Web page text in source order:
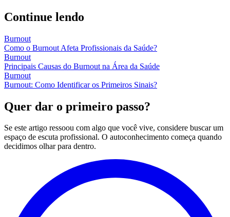
Continue lendo
Burnout
Como o Burnout Afeta Profissionais da Saúde?
Burnout
Principais Causas do Burnout na Área da Saúde
Burnout
Burnout: Como Identificar os Primeiros Sinais?
Quer dar o primeiro passo?
Se este artigo ressoou com algo que você vive, considere buscar um
espaço de escuta profissional. O autoconhecimento começa quando
decidimos olhar para dentro.